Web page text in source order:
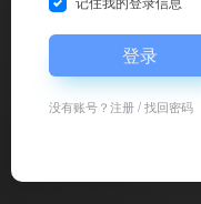
登录
没有账号？注册/找回密码